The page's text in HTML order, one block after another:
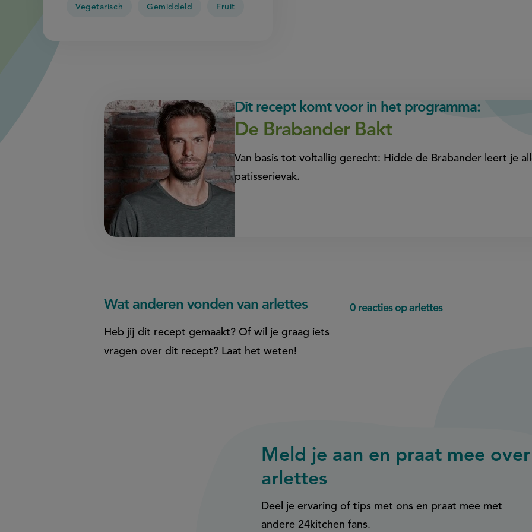
Vegetarisch Gemiddeld Fruit
Dit recept komt voor in het programma:
De Brabander Bakt
Van basis tot voltallig gerecht: Hidde de Brabander leert je
patisserievak.
Wat anderen vonden van arlettes
Heb jij dit recept gemaakt? Of wil je graag iets
vragen over dit recept? Laat het weten!
0 reacties op arlettes
Meld je aan en praat mee over
arlettes
Deel je ervaring of tips met ons en praat mee met
andere 24kitchen fans.